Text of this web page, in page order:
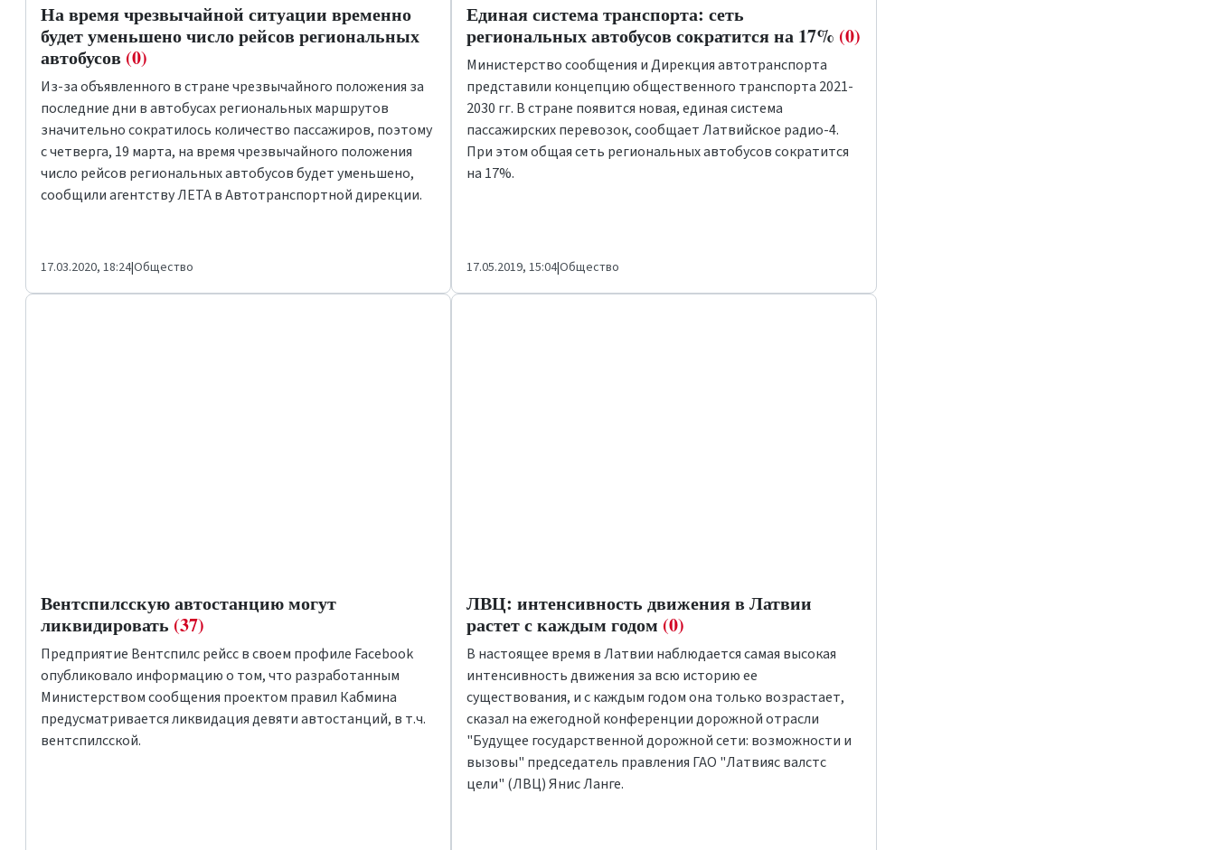
На время чрезвычайной ситуации временно
будет уменьшено число рейсов региональных
автобусов (0)
Из-за объявленного в стране чрезвычайного положения за
последние дни в автобусах региональных маршрутов
значительно сократилось количество пассажиров, поэтому
с четверга, 19 марта, на время чрезвычайного положения
число рейсов региональных автобусов будет уменьшено,
сообщили агентству ЛЕТА в Автотранспортной дирекции.
17.03.2020, 18:24|Общество
Единая система транспорта: сеть
региональных автобусов сократится на 17% (0)
Министерство сообщения и Дирекция автотранспорта
представили концепцию общественного транспорта 2021-
2030 гг. В стране появится новая, единая система
пассажирских перевозок, сообщает Латвийское радио-4.
При этом общая сеть региональных автобусов сократится
на 17%.
17.05.2019, 15:04|Общество
Вентспилсскую автостанцию могут
ликвидировать (37)
Предприятие Вентспилс рейссв своем профиле Facebook
опубликовало информацию о том, что разработанным
Министерством сообщения проектом правил Кабмина
предусматривается ликвидация девяти автостанций, в т.ч.
вентспилсской.
ЛВЦ: интенсивность движения в Латвии
растет с каждым годом (0)
В настоящее время в Латвии наблюдается самая высокая
интенсивность движения за всю историю ее
существования, и с каждым годом она только возрастает,
сказал на ежегодной конференции дорожной отрасли
"Будущее государственной дорожной сети: возможности и
вызовы" председатель правления ГАО "Латвияс валстс
цели" (ЛВЦ) Янис Ланге.